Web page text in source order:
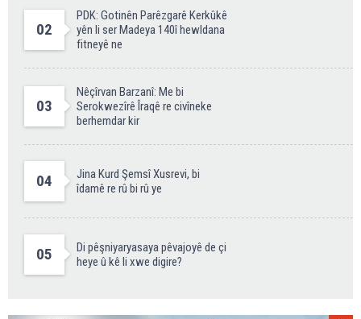
02
PDK: Gotinên Parêzgarê Kerkûkê
yên li ser Madeya 140î hewldana
fitneyê ne
03
Nêçîrvan Barzanî: Me bi
Serokwezîrê Îraqê re civîneke
berhemdar kir
04
Jina Kurd Şemsî Xusrevi, bi
îdamê re rû bi rû ye
05
Di pêşniyaryasaya pêvajoyê de çi
heye û kê li xwe digire?